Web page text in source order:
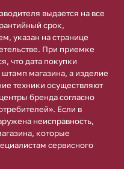
выдается на все
срок,
указан на странице
При приемке
что дата покупки
магазина, а изделие
техники осуществляют
бренда согласно
Если в
неисправность,
которые
сервисного